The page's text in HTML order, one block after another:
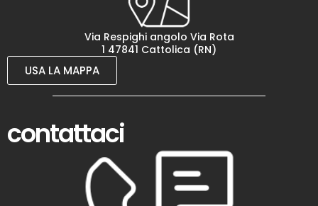
Via Respighi angolo Via Rota
1 47841 Cattolica (RN)
USA LA MAPPA
contattaci